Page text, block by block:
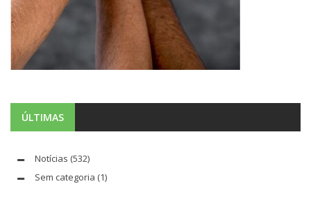
ÚLTIMAS
Notícias (532)
Sem categoria (1)